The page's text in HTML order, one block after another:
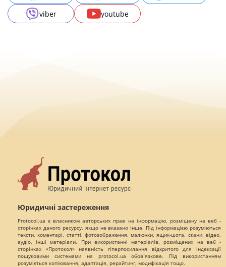
viber
youtube
Юридичні застереження
Protocol.ua є власником авторських прав на інформацію, розміщену на веб -
сторінках даного ресурсу, якщо не вказано інше. Під інформацією розуміються
тексти, коментарі, статті, фотозображення, малюнки, ящик-шота, скани, відео,
аудіо, інші матеріали. При використанні матеріалів, розміщених на веб -
сторінках «Протокол» наявність гіперпосилання відкритого для індексації
пошуковими системами на protocol.ua обов`язкове. Під використанням
розуміється копіювання, адаптація, рерайтинг, модифікація тощо.